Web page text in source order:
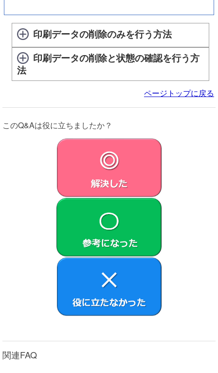
印刷データの削除のみを行う方法
印刷データの削除と状態の確認を行う方
法
ページトップに戻る
このQ&Aは役に立ちましたか？
関連FAQ